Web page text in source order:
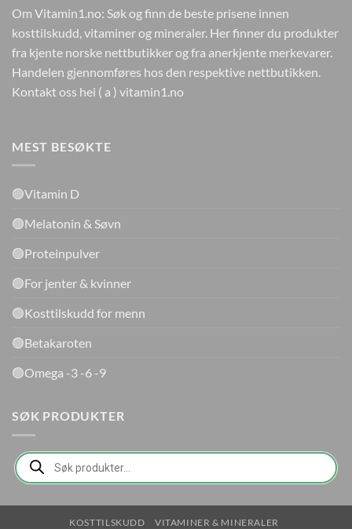
Om Vitamin1.no: Søk og finn de beste prisene innen
kosttilskudd, vitaminer og mineraler. Her finner du produkter
fra kjente norske nettbutikker og fra anerkjente merkevarer.
Handelen gjennomføres hos den respektive nettbutikken.
Kontakt oss hei ( a ) vitamin1.no
MEST BESØKTE
🟢Vitamin D
🟢Melatonin & Søvn
🟢Proteinpulver
🟢For jenter & kvinner
🟢Kosttilskudd for menn
🟢Betakaroten
🟢Omega -3 -6 -9
SØK PRODUKTER
Products
search
KOSTTILSKUDD
VITAMINER & MINERALER